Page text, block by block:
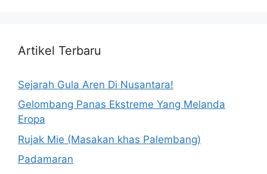
Artikel Terbaru
Sejarah Gula Aren Di Nusantara!
Gelombang Panas Ekstreme Yang Melanda
Eropa
Rujak Mie (Masakan khas Palembang)
Padamaran